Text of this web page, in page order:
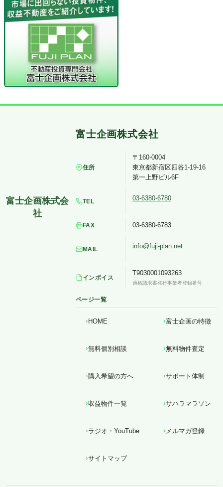
住所
〒160-0004
東京都新宿区四谷1-19-16
第一上野ビル6F
TEL 03-6380-6780
FAX 03-6380-6783
MAIL info@fuji-plan.net
インボイス
T9030001093263
適格請求書発行事業者登録番号
ページ一覧
HOME 富士企画の特徴
無料個別相談 無料物件査定
購入希望の方へ サポート体制
収益物件一覧 サハラマラソン
ラジオ・YouTube メルマガ登録
サイトマップ